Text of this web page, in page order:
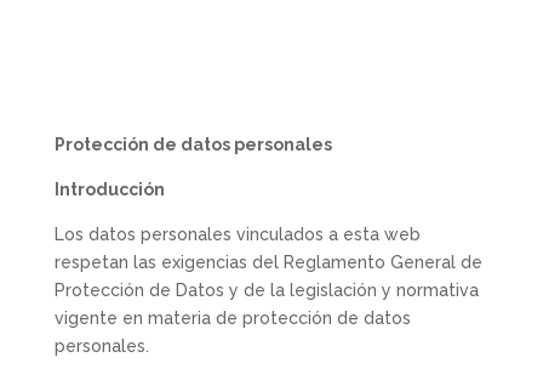
Protección de datos personales
Introducción
Los datos personales vinculados a esta web
respetan las exigencias del Reglamento General de
Protección de Datos y de la legislación y normativa
vigente en materia de protección de datos
personales.